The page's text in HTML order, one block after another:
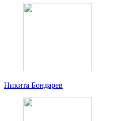
Никита Бондарев